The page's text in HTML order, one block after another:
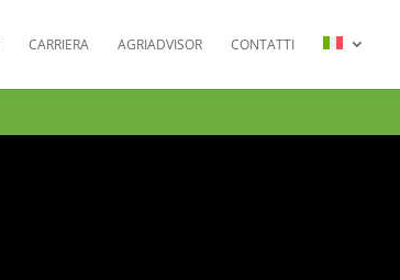
CARRIERA AGRIADVISOR CONTATTI